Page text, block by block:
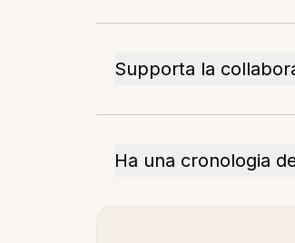
Supporta la
Ha una cronologia